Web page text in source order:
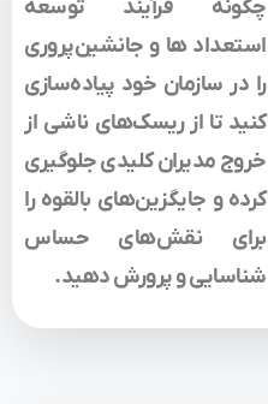
چگونه فرآیند توسعه
استعداد ها و جانشین‌پروری
را در سازمان خود پیاده‌سازی
کنید تا ازریسک‌های ناشی از
خروج مدیران کلیدیجلوگیری
کرده و جایگزین‌های بالقوه را
برای نقش‌های حساس
شناسایی و پرورش دهید.